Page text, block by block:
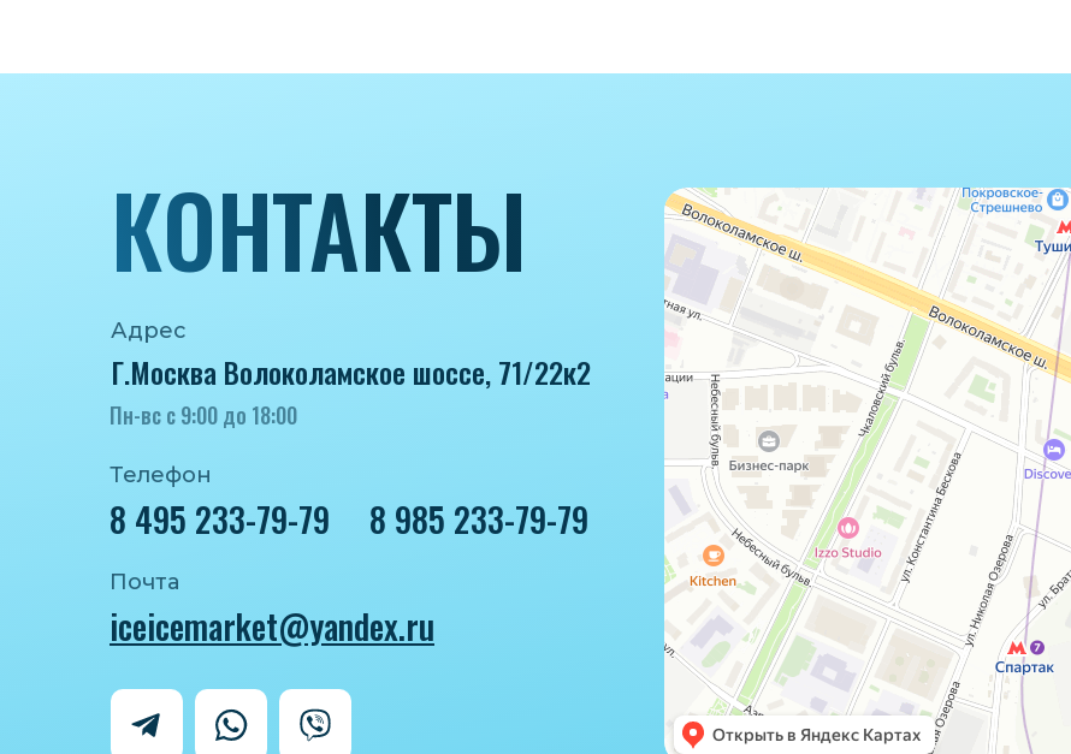
Адрес
Г.Москва Волоколамское шоссе, 71/22к2
Пн-вс с 9:00 до 18:00
Телефон
8 495 233-79-79
Почта
iceicemarket@yandex.ru
8 985 233-79-79
КОНТАКТЫ